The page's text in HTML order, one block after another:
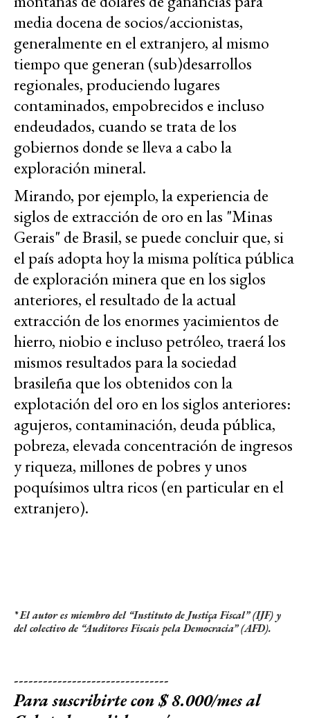
media docena de socios/accionistas,
generalmente en el extranjero, al mismo
tiempo que generan (sub)desarrollos
regionales, produciendo lugares
contaminados, empobrecidos e incluso
endeudados, cuando se trata de los
gobiernos donde se lleva a cabo la
exploración mineral.
Mirando, por ejemplo, la experiencia de
siglos de extracción de oro en las "Minas
Gerais" de Brasil, se puede concluir que, si
el país adopta hoy la misma política pública
de exploración minera que en los siglos
anteriores, el resultado de la actual
extracción de los enormes yacimientos de
hierro, niobio e incluso petróleo, traerá los
mismos resultados para la sociedad
brasileña que los obtenidos con la
explotación del oro en los siglos anteriores:
agujeros, contaminación, deuda pública,
pobreza, elevada concentración de ingresos
y riqueza, millones de pobres y unos
poquísimos ultra ricos (en particular en el
extranjero).
* El autor es miembro del “Instituto de Justiça Fiscal” (IJF) y
del colectivo de “Auditores Fiscais pela Democracia” (AFD).
--------------------------------
Para suscribirte con $ 8.000/mes al